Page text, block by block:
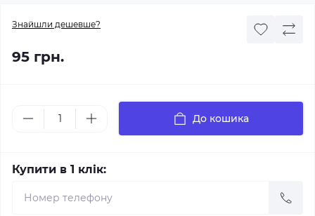
Знайшли дешевше?
95 грн.
До кошика
Купити в 1 клік: